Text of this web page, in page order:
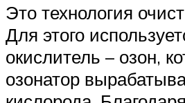
Это технология
Для этого
окислитель – озон,
озонатор